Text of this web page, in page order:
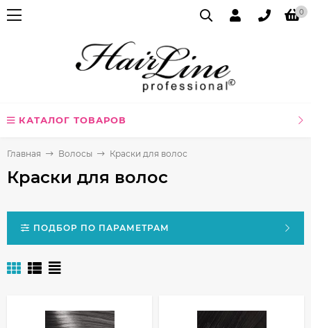
0
КАТАЛОГ ТОВАРОВ
Главная Волосы Краски для волос
Краски для волос
ПОДБОР ПО ПАРАМЕТРАМ